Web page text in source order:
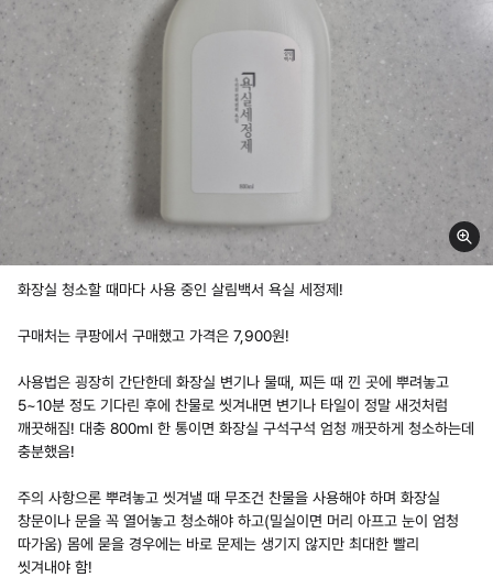
화장실 청소할 때마다 사용 중인 살림백서 욕실 세정제!
구매처는 쿠팡에서 구매했고 가격은 7,900원!
사용법은 굉장히 간단한데 화장실 변기나 물때, 찌든 때 낀 곳에 뿌려놓고
5~10분 정도 기다린 후에 찬물로 씻겨내면 변기나 타일이 정말 새것처럼
깨끗해짐! 대충 800ml 한 통이면 화장실 구석구석 엄청 깨끗하게 청소하는데
충분했음!
주의 사항으론 뿌려놓고 씻겨낼 때 무조건 찬물을 사용해야 하며 화장실
창문이나 문을 꼭 열어놓고 청소해야 하고(밀실이면 머리 아프고 눈이 엄청
따가움) 몸에 묻을 경우에는 바로 문제는 생기지 않지만 최대한 빨리
씻겨내야 함!